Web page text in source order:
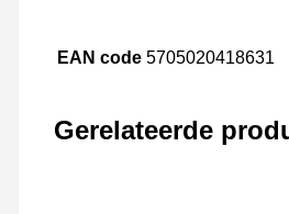
EAN code 5705020418631
Gerelateerde